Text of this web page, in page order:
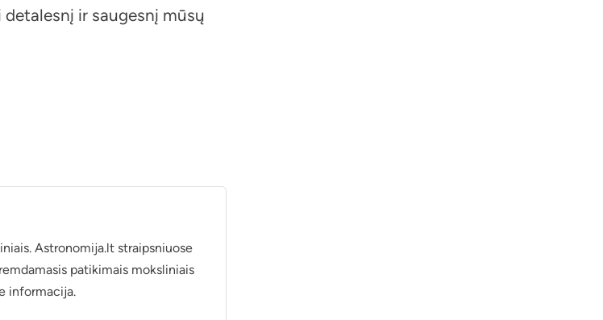
ir saugesnį mūsų
Astronomija.lt straipsniuose
patikimais moksliniais
informacija.